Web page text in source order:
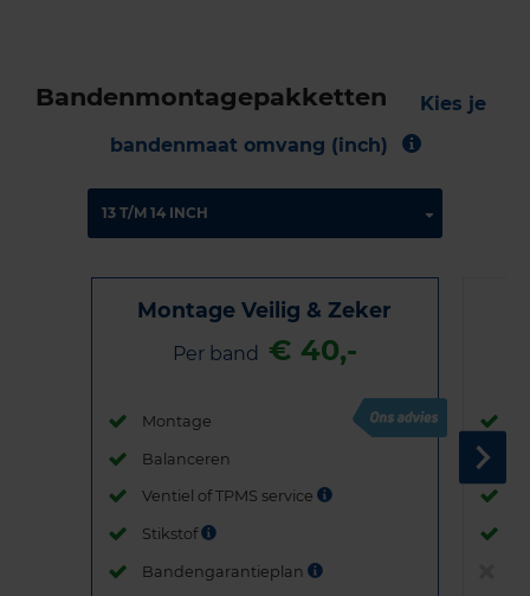
Bandenmontagepakketten
Kies je
bandenmaat omvang (inch)
Montage Veilig & Zeker
Per band € 40,-
Montage
Balanceren
Ventiel of TPMS service
Stikstof
Bandengarantieplan